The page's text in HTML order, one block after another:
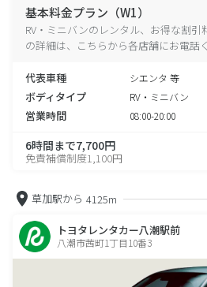
基本料金プラン（W1）
RV・ミニバンのレンタル、お得な割
の詳細は、こちらから各店舗にお電話
代表車種 シエンタ 等
ボディタイプ RV・ミニバン
営業時間 08:00-20:00
6時間まで7,700円
免責補償制度1,100円
草加駅から 4125m
トヨタレンタカー八潮駅前
八潮市茜町1丁目10番3